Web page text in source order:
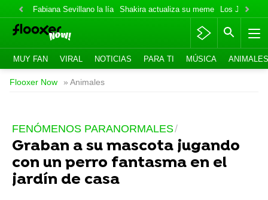
Fabiana Sevillano la lía Shakira actualiza su meme Los Jonas
MUY FAN VIRAL NOTICIAS PARA TI MÚSICA ANIMALES
Flooxer Now » Animales
FENÓMENOS PARANORMALES
Graban a su mascota jugando
con un perro fantasma en el
jardín de casa